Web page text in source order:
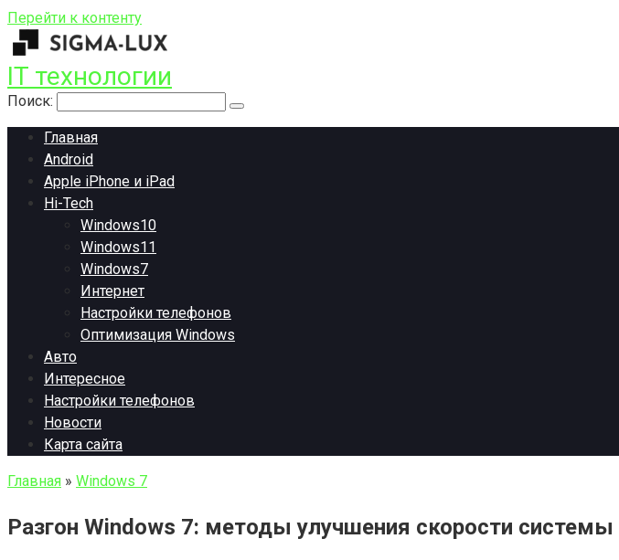
Перейти к контенту
IT технологии
Поиск:
Главная
Android
Apple iPhone и iPad
Hi-Tech
Windows10
Windows11
Windows7
Интернет
Настройки телефонов
Оптимизация Windows
Авто
Интересное
Настройки телефонов
Новости
Карта сайта
Главная » Windows 7
Разгон Windows 7: методы улучшения скорости системы